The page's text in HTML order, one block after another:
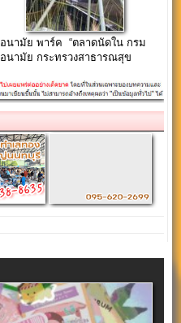
อนามัย พาร์ค “ตลาดนัดใน กรม
อนามัย กระทรวงสาธารณสุข